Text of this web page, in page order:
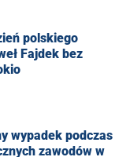
polskiego
Fajdek bez
wypadek podczas
zawodów w